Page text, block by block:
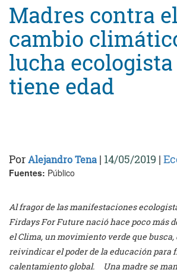
Madres contra
cambio
lucha
tiene edad
PorAlejandro Tena | 14/05/2019 |
Fuentes: Público
Al fragor de las manifestaciones
Firdays For Future nació hace poco más
el Clima, un movimiento verde que busca,
reivindicar el poder de la educación para
calentamiento global. Una madre se